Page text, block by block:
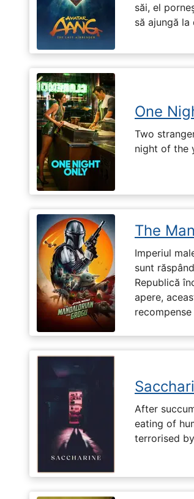
săi, el
să ajungă la
One
Two
night of the
The
Imperiul
sunt
Republică
apere,
After
eating of
terrorised